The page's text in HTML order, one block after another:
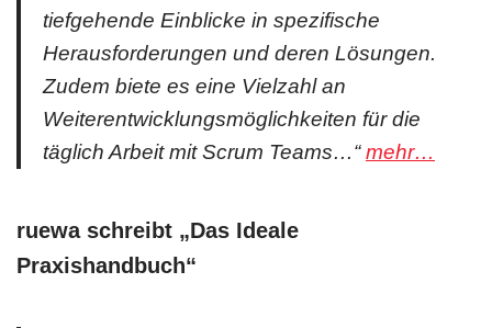
tiefgehende Einblicke in spezifische
Herausforderungen und deren Lösungen.
Zudem biete es eine Vielzahl an
Weiterentwicklungsmöglichkeiten für die
täglich Arbeit mit Scrum Teams…“mehr…
ruewa schreibt „Das Ideale
Praxishandbuch“